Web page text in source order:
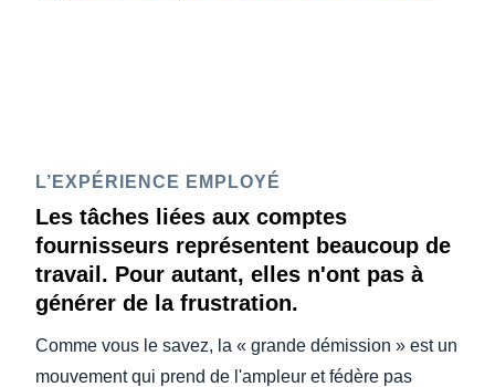
L’EXPÉRIENCE EMPLOYÉ
Les tâches liées aux comptes
fournisseurs représentent beaucoup de
travail. Pour autant, elles n'ont pas à
générer de la frustration.
Comme vous le savez, la « grande démission » est un
mouvement qui prend de l'ampleur et fédère pas